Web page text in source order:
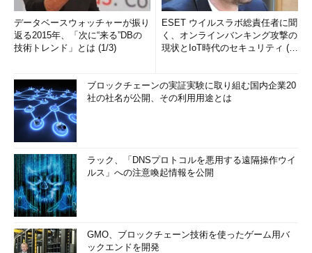
データベースウォッチャーが振り
返る2015年、「次に“来る”DBの
技術トレンド」とは (1/3)
ESET ウイルスラボ総責任者に聞
く、オンラインバンキング攻撃の
現状とIoT時代のセキュリティ (1/
ブロックチェーンの実証実験に取り組む国内企業20
社の社名が公開、その利用用途とは
ラック、「DNSプロトコルを悪用する遠隔操作ウイ
ルス」への注意喚起情報を公開
GMO、ブロックチェーン技術を使ったゲーム用バ
ックエンドを開発